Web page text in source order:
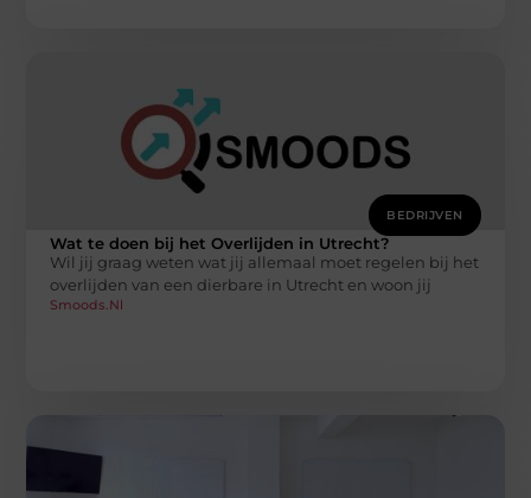
BEDRIJVEN
Wat te doen bij het Overlijden in Utrecht?
Wil jij graag weten wat jij allemaal moet regelen bij het
overlijden van een dierbare in Utrecht en woon jij
Smoods.nl